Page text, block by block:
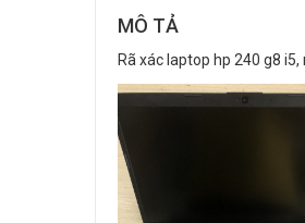
MÔ TẢ
Rã xác laptop hp 240 g8